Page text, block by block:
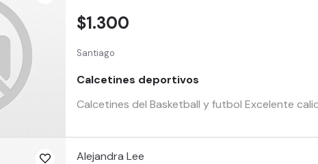
Santiago
Calcetines deportivos
Calcetines del Basketball y futbol Excelente
$1.300
Alejandra Lee